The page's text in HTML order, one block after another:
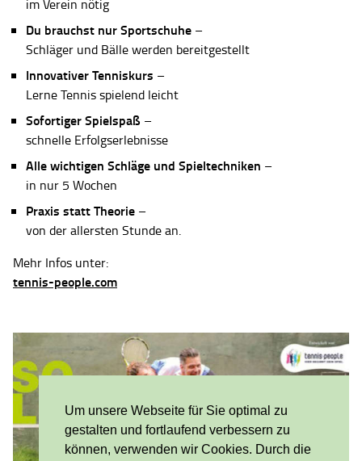
Um unsere Webseite für Sie optimal zu
gestalten und fortlaufend verbessern zu
können, verwenden wir Cookies. Durch die
im Verein nötig
Du brauchst nur Sportschuhe –
Schläger und Bälle werden bereitgestellt
Innovativer Tenniskurs –
Lerne Tennis spielend leicht
Sofortiger Spielspaß –
schnelle Erfolgserlebnisse
Alle wichtigen Schläge und Spieltechniken –
in nur 5 Wochen
Praxis statt Theorie –
von der allersten Stunde an.
Mehr Infos unter:
tennis-people.com